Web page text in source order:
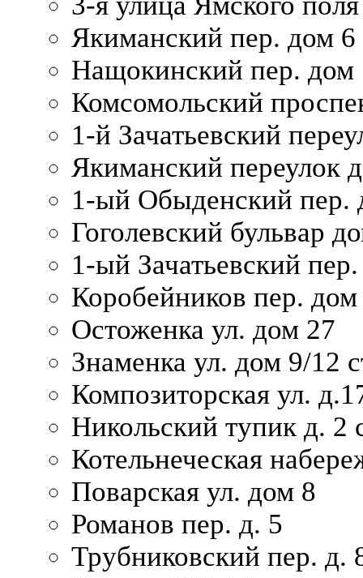
Якиманский пер. дом 6
Нащокинский пер. дом
Комсомольский
1-й Зачатьевский
Якиманский переулок
1-ый Обыденский пер.
Гоголевский бульвар
1-ый Зачатьевский
Коробейников пер.
Остоженка ул. дом 27
Знаменка ул. дом 9/12
Композиторская ул.
Никольский тупик д. 2
Котельнеческая
Поварская ул. дом 8
Романов пер. д. 5
Трубниковский пер. д.